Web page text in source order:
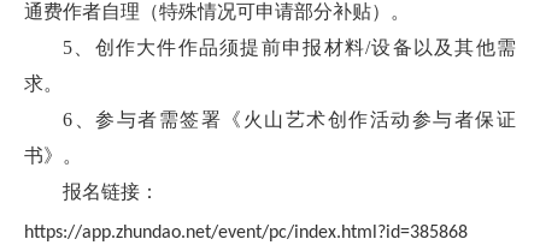
通费作者自理（特殊情况可申请部分补贴）。
5、创作大件作品须提前申报材料/设备以及其他需
求。
6、参与者需签署《火山艺术创作活动参与者保证
书》。
报名链接：
https://app.zhundao.net/event/pc/index.html?id=385868